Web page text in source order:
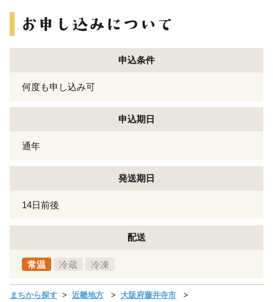
申込条件
何度も申し込み可
申込期日
通年
発送期日
14日前後
配送
常温 冷蔵 冷凍
まちから探す 近畿地方
大阪府藤井寺市